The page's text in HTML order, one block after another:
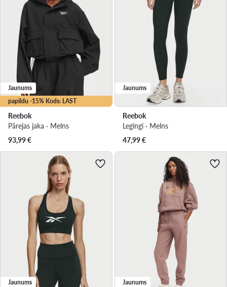
papildu -15% Kods: LAST
Jaunums
Reebok
Pārejas jaka · Melns
93,99€
Jaunums
Reebok
Legingi · Melns
47,99€
Jaunums Jaunums